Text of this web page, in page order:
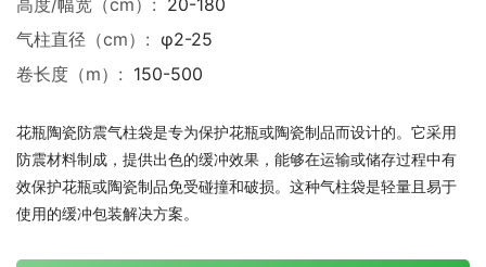
高度/幅宽（cm）: 20-180
气柱直径（cm）: φ2-25
卷长度（m）: 150-500
花瓶陶瓷防震气柱袋是专为保护花瓶或陶瓷制品而设计的。它采用
防震材料制成，提供出色的缓冲效果，能够在运输或储存过程中有
效保护花瓶或陶瓷制品免受碰撞和破损。这种气柱袋是轻量且易于
使用的缓冲包装解决方案。